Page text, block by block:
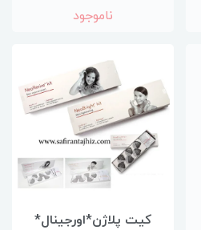
ناموجود
کیت پلاژن*اورجینال*